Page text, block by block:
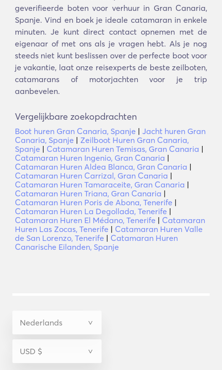
geverifieerde boten voor verhuur in Gran Canaria,
Spanje. Vind en boek je ideale catamaran in enkele
minuten. Je kunt direct contact opnemen met de
eigenaar of met ons als je vragen hebt. Als je nog
steeds niet kunt beslissen over de perfecte boot voor
je vakantie, laat onze reisexperts de beste zeilboten,
catamarans of motorjachten voor je trip
aanbevelen.
Vergelijkbare zoekopdrachten
Boot huren Gran Canaria, Spanje | Jacht huren Gran
Canaria, Spanje | Zeilboot Huren Gran Canaria,
Spanje | Catamaran Huren Temisas, Gran Canaria |
Catamaran Huren Ingenio, Gran Canaria |
Catamaran Huren Aldea Blanca, Gran Canaria |
Catamaran Huren Carrizal, Gran Canaria |
Catamaran Huren Tamaraceite, Gran Canaria |
Catamaran Huren Triana, Gran Canaria |
Catamaran Huren Poris de Abona, Tenerife |
Catamaran Huren La Degollada, Tenerife |
Catamaran Huren El Médano, Tenerife | Catamaran
Huren Las Zocas, Tenerife | Catamaran Huren Valle
de San Lorenzo, Tenerife | Catamaran Huren
Canarische Eilanden, Spanje